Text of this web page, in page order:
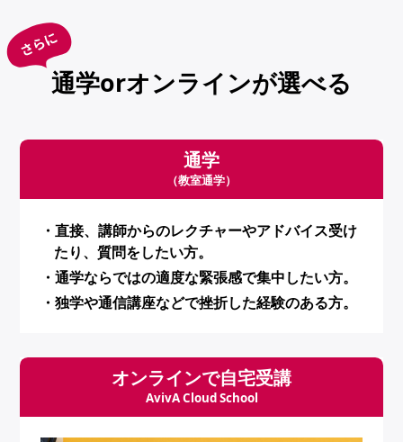
通学orオンラインが選べる
通学
（教室通学）
・直接、講師からのレクチャーやアドバイス受け
たり、質問をしたい方。
・通学ならではの適度な緊張感で集中したい方。
・独学や通信講座などで挫折した経験のある方。
オンラインで自宅受講
AvivA Cloud School